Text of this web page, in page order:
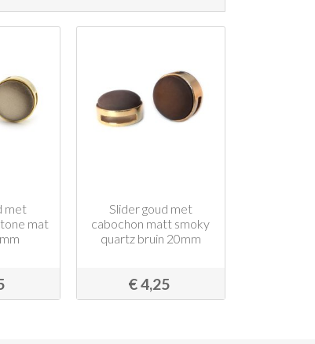
met
mat
Slider goud met
cabochon matt smoky
quartz bruin 20mm
€ 4,25